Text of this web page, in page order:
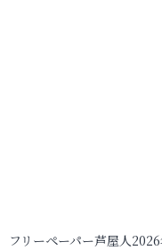
フリーペーパー芦屋人